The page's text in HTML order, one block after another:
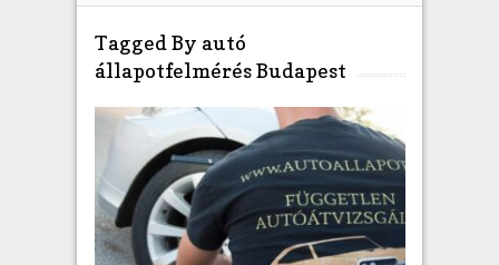
Tagged By autó
állapotfelmérés Budapest